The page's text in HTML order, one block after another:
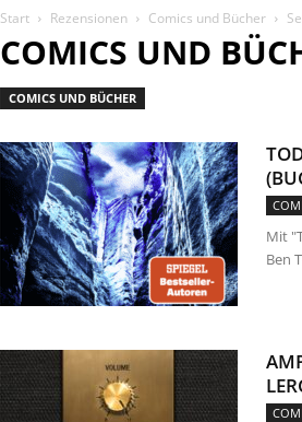
Start Rezensionen Comics und Bücher
COMICS UND
COMICS UND BÜCHER
Mit
Ben